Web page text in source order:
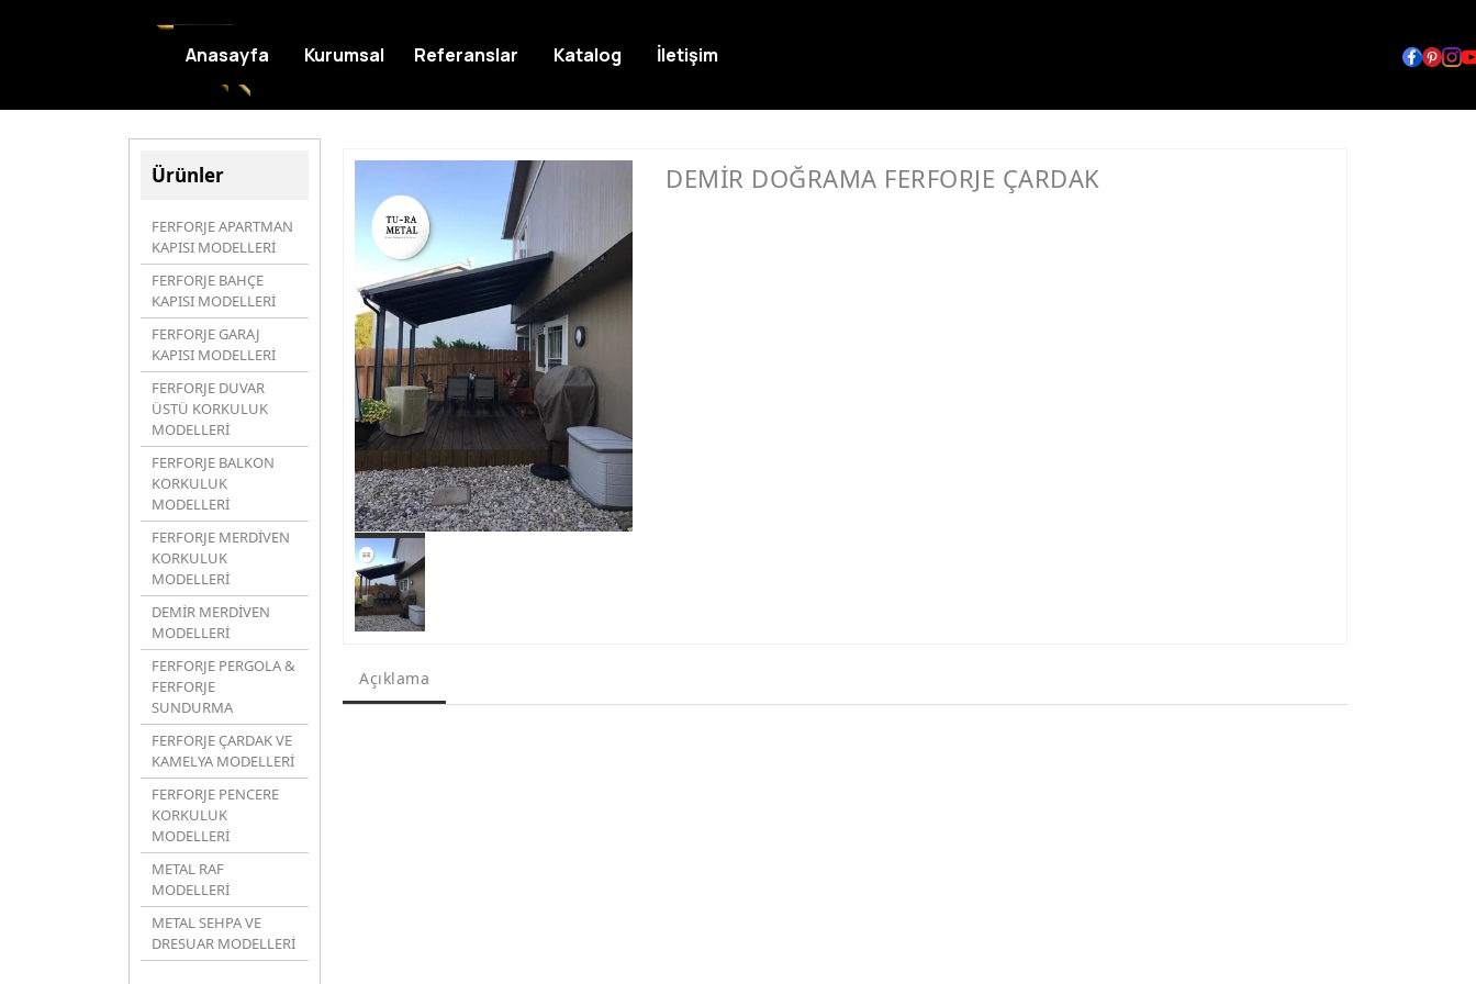
Ürünler
FERFORJE APARTMAN
KAPISI MODELLERİ
FERFORJE BAHÇE
KAPISI MODELLERİ
FERFORJE GARAJ
KAPISI MODELLERİ
FERFORJE DUVAR
ÜSTÜ KORKULUK
MODELLERİ
FERFORJE BALKON
KORKULUK
MODELLERİ
FERFORJE MERDİVEN
KORKULUK
MODELLERİ
DEMİR MERDİVEN
MODELLERİ
FERFORJE PERGOLA &
FERFORJE
SUNDURMA
FERFORJE ÇARDAK VE
KAMELYA MODELLERİ
FERFORJE PENCERE
KORKULUK
MODELLERİ
METAL RAF
MODELLERİ
METAL SEHPA VE
DRESUAR MODELLERİ
DEMİR DOĞRAMA FERFORJE ÇARDAK
Açıklama
Anasayfa Kurumsal Referanslar Katalog İletişim